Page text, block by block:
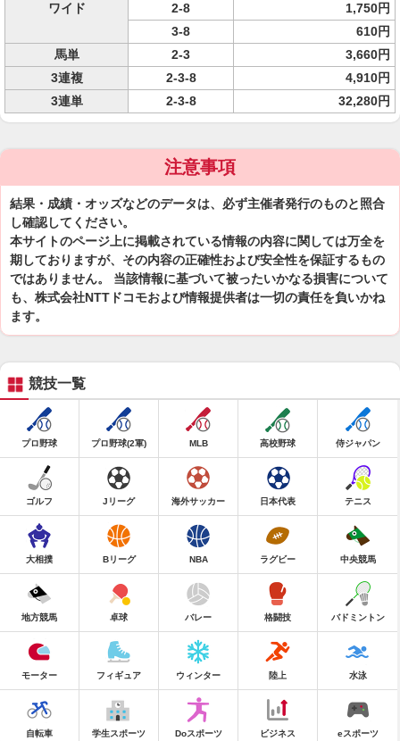
ワイド
2-8
1,750円
3-8
610円
馬単
2-3
3,660円
3連複
2-3-8
4,910円
3連単
2-3-8 32,280円
注意事項
結果・成績・オッズなどのデータは、必ず主催者発行のものと照合
し確認してください。
本サイトのページ上に掲載されている情報の内容に関しては万全を
期しておりますが、その内容の正確性および安全性を保証するもの
ではありません。 当該情報に基づいて被ったいかなる損害について
も、株式会社NTTドコモおよび情報提供者は一切の責任を負いかね
ます。
競技一覧
プロ野球 プロ野球(2軍) MLB 高校野球 侍ジャパン
ゴルフ Jリーグ 海外サッカー 日本代表 テニス
大相撲 Bリーグ NBA ラグビー 中央競馬
地方競馬 卓球 バレー 格闘技 バドミントン
モーター フィギュア ウィンター 陸上 水泳
自転車 学生スポーツ Doスポーツ ビジネス eスポーツ